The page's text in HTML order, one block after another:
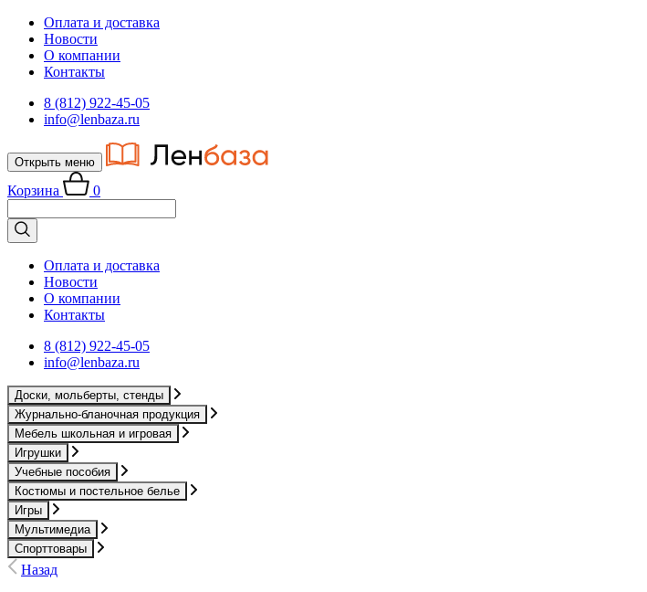
Оплата и доставка
Новости
О компании
Контакты
8 (812) 922-45-05
info@lenbaza.ru
Открыть меню
Корзина 0
Оплата и доставка
Новости
О компании
Контакты
8 (812) 922-45-05
info@lenbaza.ru
Доски, мольберты, стенды
Журнально-бланочная продукция
Мебель школьная и игровая
Игрушки
Учебные пособия
Костюмы и постельное белье
Игры
Мультимедиа
Спорттовары
Назад